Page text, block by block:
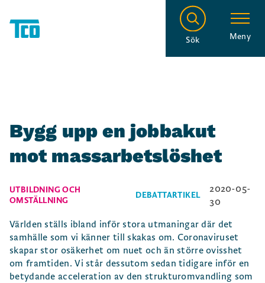
Sök Meny
Bygg upp en jobbakut
mot massarbetslöshet
UTBILDNING OCH
OMSTÄLLNING
DEBATTARTIKEL
2020-05-
30
Världen ställs ibland inför stora utmaningar där det
samhälle som vi känner till skakas om. Coronaviruset
skapar stor osäkerhet om nuet och än större ovisshet
om framtiden. Vi står dessutom sedan tidigare inför en
betydande acceleration av den strukturomvandling som